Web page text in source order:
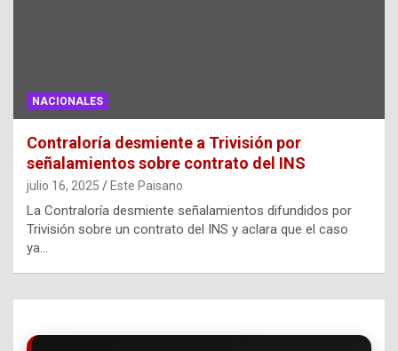
NACIONALES
Contraloría desmiente a Trivisión por
señalamientos sobre contrato del INS
julio 16, 2025 Este Paisano
La Contraloría desmiente señalamientos difundidos por
Trivisión sobre un contrato del INS y aclara que el caso
ya…